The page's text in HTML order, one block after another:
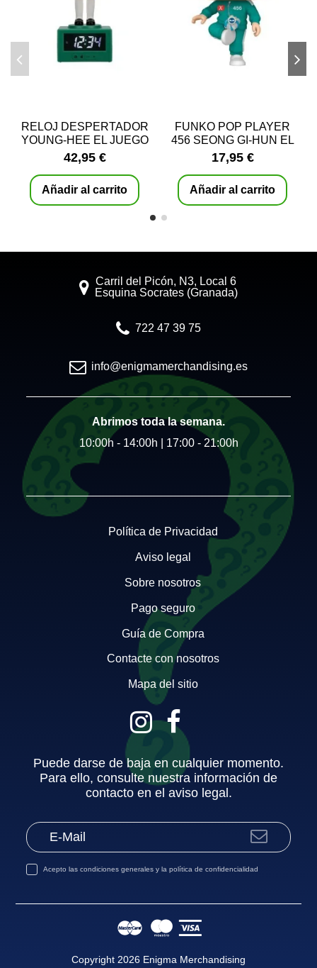
RELOJ DESPERTADOR
YOUNG-HEE EL JUEGO
DEL CALAMAR
PALADONE
42,95 €
Añadir al carrito
FUNKO POP PLAYER
456 SEONG GI-HUN EL
JUEGO DEL CALAMAR
17,95 €
Añadir al carrito
Carril del Picón, N3, Local 6
Esquina Socrates (Granada)
722 47 39 75
info@enigmamerchandising.es
Abrimos toda la semana.
10:00h - 14:00h | 17:00 - 21:00h
Política de Privacidad
Aviso legal
Sobre nosotros
Pago seguro
Guía de Compra
Contacte con nosotros
Mapa del sitio
Puede darse de baja en cualquier momento.
Para ello, consulte nuestra información de
contacto en el aviso legal.
Acepto lascondiciones generales y lapolítica de confidencialidad
Copyright 2026 Enigma Merchandising